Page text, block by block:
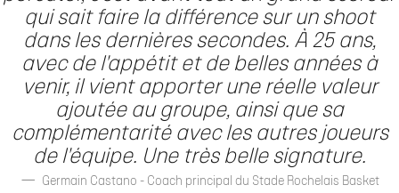
qui sait faire la différence sur un shoot
dans les dernières secondes. À 25 ans,
avec de l'appétit et de belles années à
venir, il vient apporter une réelle valeur
ajoutée au groupe, ainsi que sa
complémentarité avec les autres joueurs
de l'équipe. Une très belle signature.
Germain Castano - Coach principal du Stade Rochelais Basket